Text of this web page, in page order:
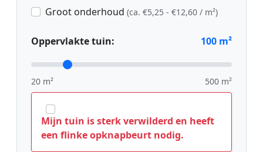
Groot onderhoud (ca. €5,25 - €12,60 / m²)
Oppervlakte tuin: 100 m²
20 m² 500 m²
Mijn tuin is sterk verwilderd en heeft
een flinke opknapbeurt nodig.